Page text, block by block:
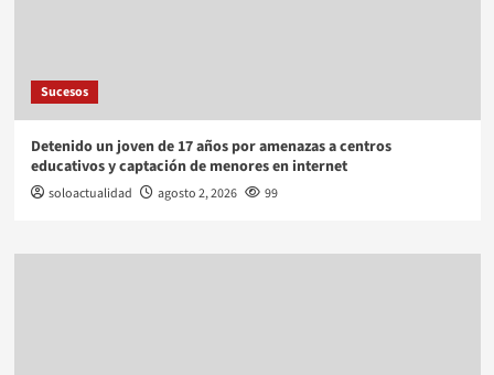
Sucesos
Detenido un joven de 17 años por amenazas a centros
educativos y captación de menores en internet
soloactualidad agosto 2, 2026 99